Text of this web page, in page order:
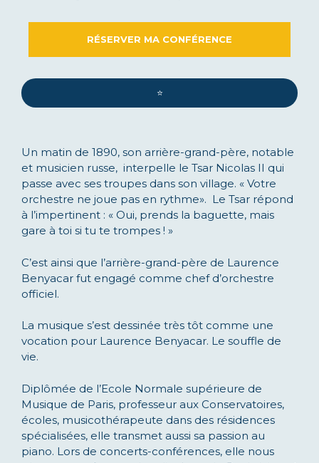
RÉSERVER MA CONFÉRENCE
⭐️
Un matin de 1890, son arrière-grand-père, notable
et musicien russe, interpelle le Tsar Nicolas II qui
passe avec ses troupes dans son village. « Votre
orchestre ne joue pas en rythme». Le Tsar répond
à l’impertinent : « Oui, prends la baguette, mais
gare à toi si tu te trompes ! »
C’est ainsi que l’arrière-grand-père de Laurence
Benyacar fut engagé comme chef d’orchestre
officiel.
La musique s’est dessinée très tôt comme une
vocation pour Laurence Benyacar. Le souffle de
vie.
Diplômée de l’Ecole Normale supérieure de
Musique de Paris, professeur aux Conservatoires,
écoles, musicothérapeute dans des résidences
spécialisées, elle transmet aussi sa passion au
piano. Lors de concerts-conférences, elle nous